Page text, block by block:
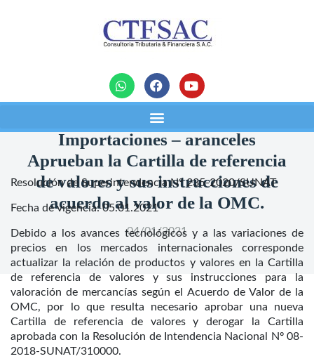
noticias
Importaciones – aranceles
Aprueban la Cartilla de referencia
de valores y sus instrucciones de
acuerdo al valor de la OMC.
04/01/2021
Resolución de Superintendencia N° 235-2020/SUNAT
Fecha de vigencia: 05.01.2021
Debido a los avances tecnológicos y a las variaciones de
precios en los mercados internacionales corresponde
actualizar la relación de productos y valores en la Cartilla
de referencia de valores y sus instrucciones para la
valoración de mercancías según el Acuerdo de Valor de la
OMC, por lo que resulta necesario aprobar una nueva
Cartilla de referencia de valores y derogar la Cartilla
aprobada con la Resolución de Intendencia Nacional Nº 08-
2018-SUNAT/310000.